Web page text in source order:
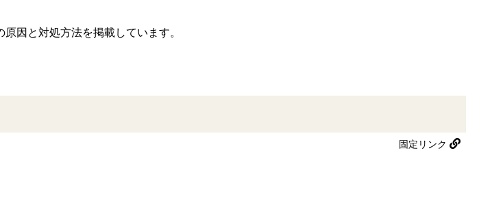
因と対処方法を掲載しています。
固定リンク